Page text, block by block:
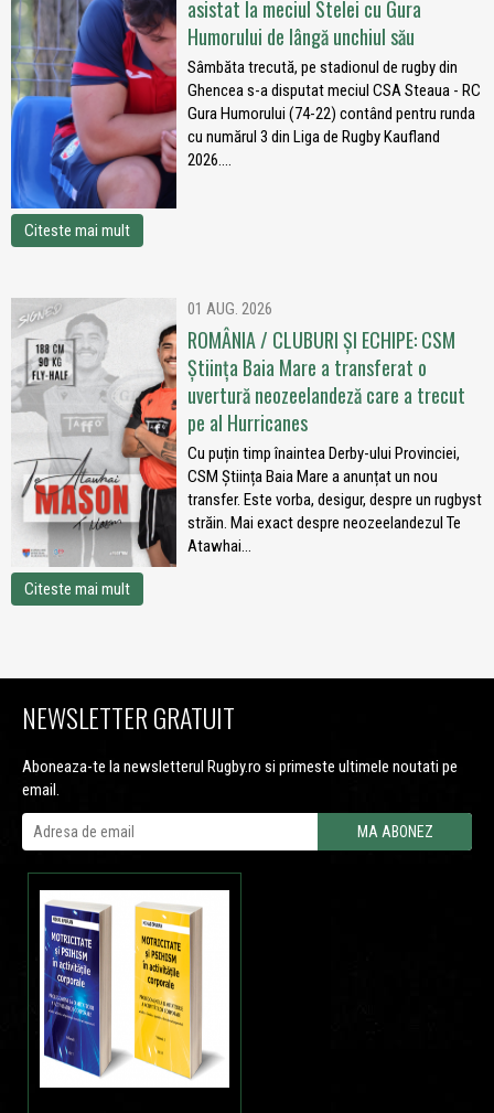
asistat la meciul Stelei cu Gura
Humorului de lângă unchiul său
Sâmbăta trecută, pe stadionul de rugby din
Ghencea s-a disputat meciul CSA Steaua - RC
Gura Humorului (74-22) contând pentru runda
cu numărul 3 din Liga de Rugby Kaufland
2026....
Citeste mai mult
01 AUG. 2026
ROMÂNIA / CLUBURI ȘI ECHIPE: CSM
Știința Baia Mare a transferat o
uvertură neozeelandeză care a trecut
pe al Hurricanes
Cu puțin timp înaintea Derby-ului Provinciei,
CSM Știința Baia Mare a anunțat un nou
transfer. Este vorba, desigur, despre un rugbyst
străin. Mai exact despre neozeelandezul Te
Atawhai...
Citeste mai mult
NEWSLETTER GRATUIT
Aboneaza-te la newsletterul Rugby.ro si primeste ultimele noutati pe
email.